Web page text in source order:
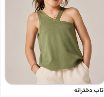
تاب دخترانه